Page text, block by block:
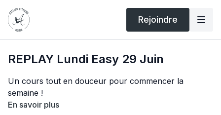
Rejoindre
REPLAY Lundi Easy 29 Juin
Un cours tout en douceur pour commencer la
semaine !
En savoir plus